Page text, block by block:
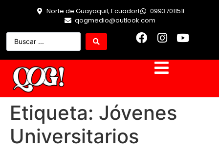
Norte de Guayaquil, Ecuador
0993701151
qogmedio@outlook.com
Etiqueta: Jóvenes
Universitarios